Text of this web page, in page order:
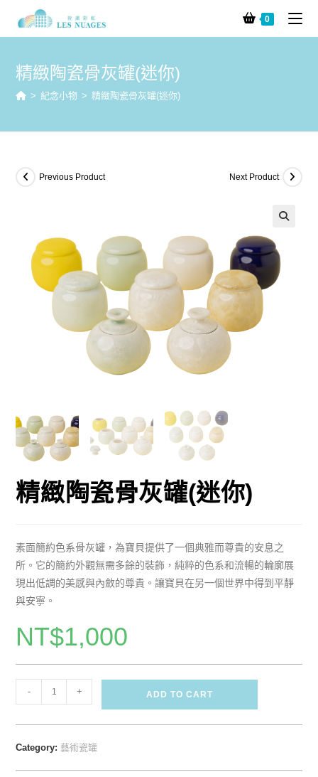
0
精緻陶瓷骨灰罐(迷你)
> 紀念小物 > 精緻陶瓷骨灰罐(迷你)
Previous Product Next Product
精緻陶瓷骨灰罐(迷你)
素面簡約色系骨灰罐，為寶貝提供了一個典雅而尊貴的安息之
所。它的簡約外觀無需多餘的裝飾，純粹的色系和流暢的輪廓展
現出低調的美感與內斂的尊貴。讓寶貝在另一個世界中得到平靜
與安寧。
NT$1,000
- + ADD TO CART
Category: 藝術瓷罐